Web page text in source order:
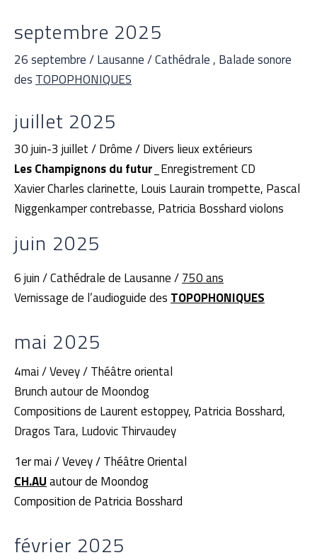
septembre 2025
26 septembre / Lausanne / Cathédrale , Balade sonore
des TOPOPHONIQUES
juillet 2025
30 juin-3 juillet / Drôme / Divers lieux extérieurs
Les Champignons du futur _Enregistrement CD
Xavier Charles clarinette, Louis Laurain trompette, Pascal
Niggenkamper contrebasse, Patricia Bosshard violons
juin 2025
6 juin / Cathédrale de Lausanne /750 ans
Vernissage de l’audioguide des TOPOPHONIQUES
mai 2025
4mai / Vevey / Théâtre oriental
Brunch autour de Moondog
Compositions de Laurent estoppey, Patricia Bosshard,
Dragos Tara, Ludovic Thirvaudey
1er mai / Vevey / Théâtre Oriental
CH.AUautour de Moondog
Composition de Patricia Bosshard
février 2025